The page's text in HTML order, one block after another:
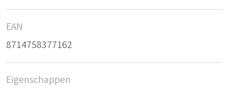
EAN
8714758377162
Eigenschappen